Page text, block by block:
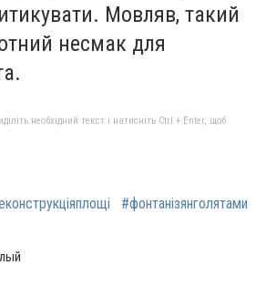
Мовляв, такий
несмак для
необхідний текст і натисніть Ctrl + Enter, щоб
#фонтанізянголятами